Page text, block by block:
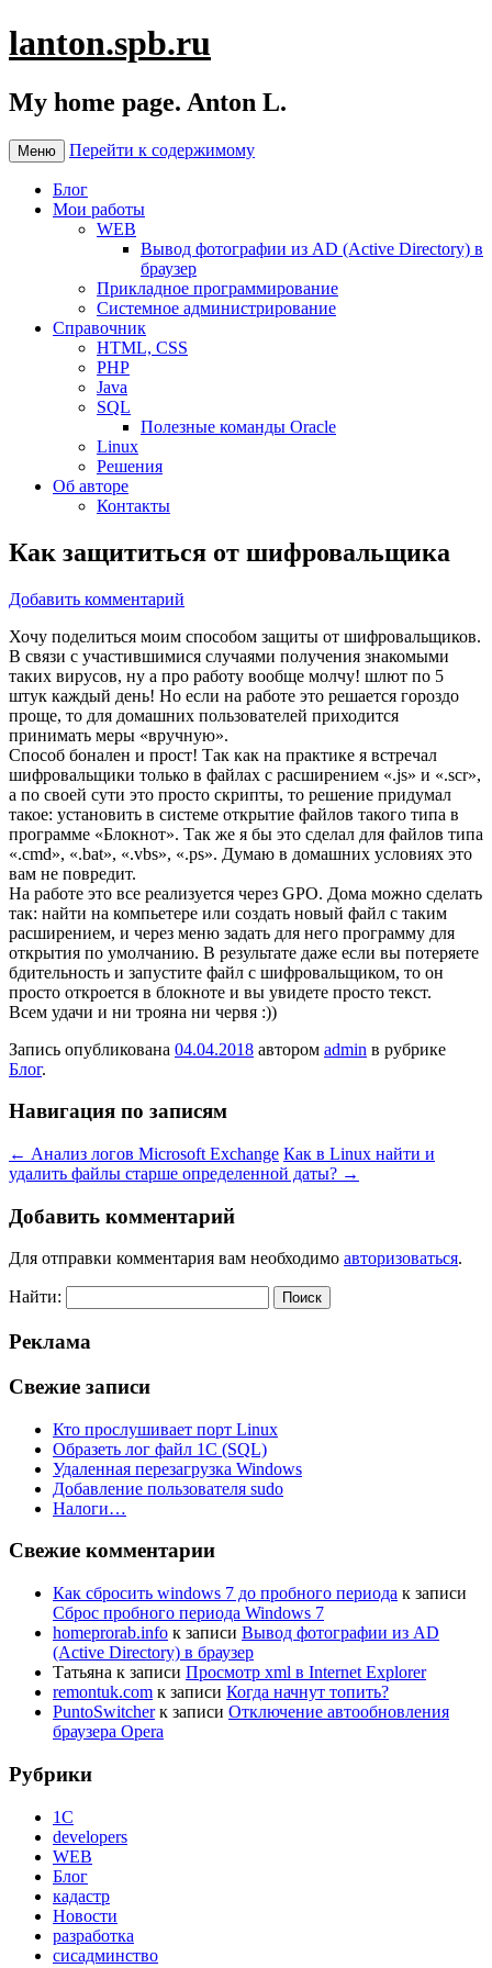
lanton.spb.ru
My home page. Anton L.
Меню Перейти к содержимому
Блог
Мои работы
WEB
Вывод фотографии из AD (Active Directory) в
браузер
Прикладное программирование
Системное администрирование
Справочник
HTML, CSS
PHP
Java
SQL
Полезные команды Oracle
Linux
Решения
Об авторе
Контакты
Как защититься от шифровальщика
Добавить комментарий
Хочу поделиться моим способом защиты от шифровальщиков.
В связи с участившимися случаями получения знакомыми
таких вирусов, ну а про работу вообще молчу! шлют по 5
штук каждый день! Но если на работе это решается гороздо
проще, то для домашних пользователей приходится
принимать меры «вручную».
Способ бонален и прост! Так как на практике я встречал
шифровальщики только в файлах с расширением «.js» и «.scr»,
а по своей сути это просто скрипты, то решение придумал
такое: установить в системе открытие файлов такого типа в
программе «Блокнот». Так же я бы это сделал для файлов типа
«.cmd», «.bat», «.vbs», «.ps». Думаю в домашних условиях это
вам не повредит.
На работе это все реализуется через GPO. Дома можно сделать
так: найти на компьетере или создать новый файл с таким
расширением, и через меню задать для него программу для
открытия по умолчанию. В результате даже если вы потеряете
бдительность и запустите файл с шифровальщиком, то он
просто откроется в блокноте и вы увидете просто текст.
Всем удачи и ни трояна ни червя :))
Запись опубликована 04.04.2018 автором admin в рубрике
Блог.
Навигация по записям
← Анализ логов Microsoft Exchange Как в Linux найти и
удалить файлы старше определенной даты? →
Добавить комментарий
Для отправки комментария вам необходимо авторизоваться.
Найти:
Реклама
Свежие записи
Кто прослушивает порт Linux
Образеть лог файл 1С (SQL)
Удаленная перезагрузка Windows
Добавление пользователя sudo
Налоги…
Свежие комментарии
Как сбросить windows 7 до пробного периода к записи
Сброс пробного периода Windows 7
homeprorab.info к записи Вывод фотографии из AD
(Active Directory) в браузер
Татьяна к записи Просмотр xml в Internet Explorer
remontuk.com к записи Когда начнут топить?
PuntoSwitcherк записи Отключение автообновления
браузера Opera
Рубрики
1С
developers
WEB
Блог
кадастр
Новости
разработка
сисадминство